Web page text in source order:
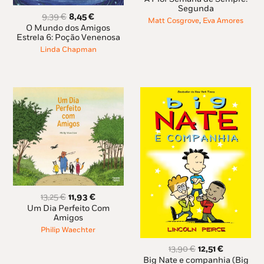
9,39€ O
preço
original
era:
8,45€O
preço
atual
é:
O Mundo dos Amigos
Estrela 6: Poção Venenosa
Linda Chapman
original
era:
é:
Segunda
Matt Cosgrove, Eva Amores
13,25€ O
preço
original
era:
11,93€O
preço
é:
Um Dia Perfeito Com
Amigos
Philip Waechter
13,90€ O
preço
12,51€O
preço
Big Nate e companhia (Big